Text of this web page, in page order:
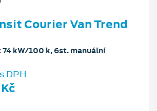
Courier Van Trend
74 kW/100 k, 6st. manuální
DPH